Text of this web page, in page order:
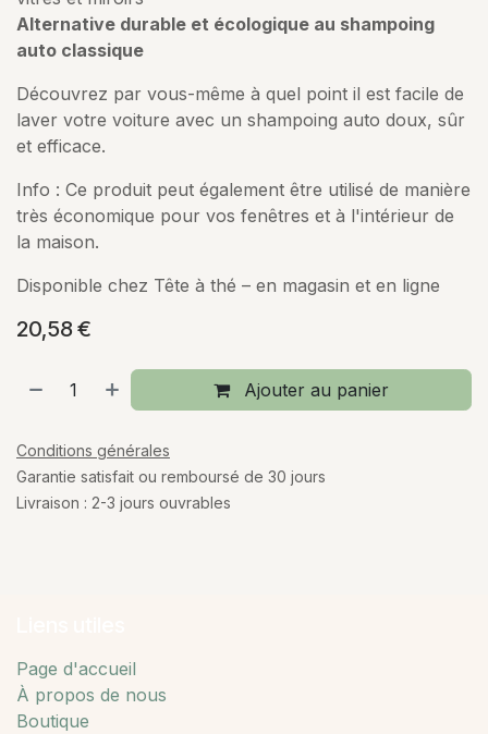
Alternative durable et écologique au shampoing
auto classique​
Découvrez par vous-même à quel point il est facile de
laver votre voiture avec un shampoing auto doux, sûr
et efficace.
Info : Ce produit peut également être utilisé de manière
très économique pour vos fenêtres et à l'intérieur de
la maison.
Disponible chez Tête à thé – en magasin et en ligne
20,58€
Ajouter au panier
Conditions générales
Garantie satisfait ou remboursé de 30 jours
Livraison : 2-3 jours ouvrables
Page d'accueil
À propos de nous
Boutique